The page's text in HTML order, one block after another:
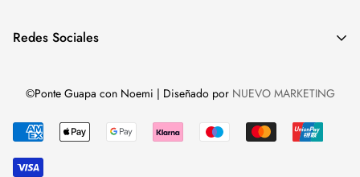
Aviso Legal
Eliminar cuenta y datos de usuario
Redes Sociales
©Ponte Guapa con Noemi | Diseñado por NUEVO MARKETING